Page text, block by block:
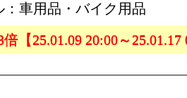
：車用品・バイク用品
倍【25.01.09 20:00～25.01.17